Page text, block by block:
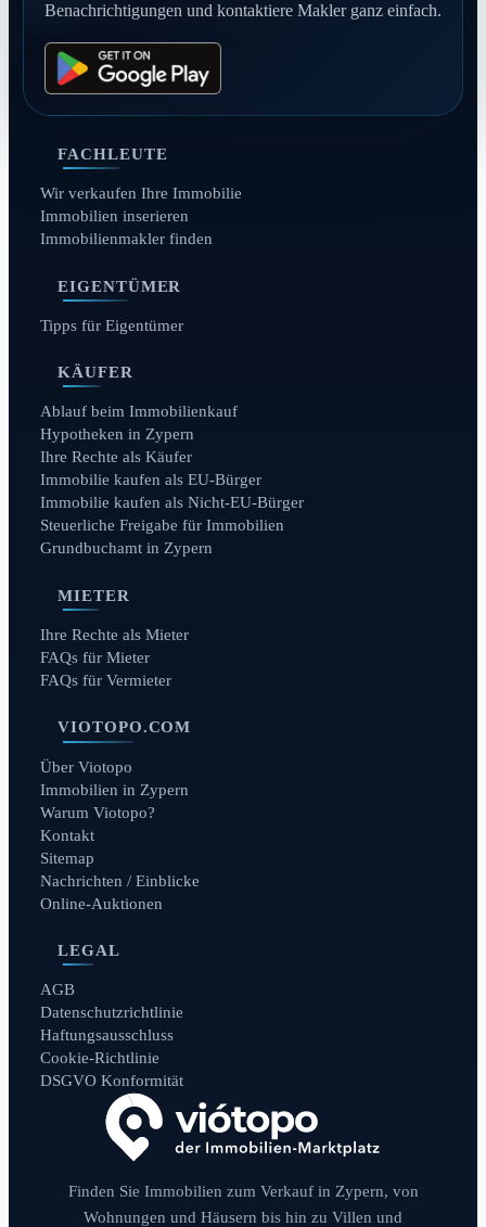
Benachrichtigungen und kontaktiere Makler ganz einfach.
FACHLEUTE
Wir verkaufen Ihre Immobilie
Immobilien inserieren
Immobilienmakler finden
EIGENTÜMER
Tipps für Eigentümer
KÄUFER
Ablauf beim Immobilienkauf
Hypotheken in Zypern
Ihre Rechte als Käufer
Immobilie kaufen als EU-Bürger
Immobilie kaufen als Nicht-EU-Bürger
Steuerliche Freigabe für Immobilien
Grundbuchamt in Zypern
MIETER
Ihre Rechte als Mieter
FAQs für Mieter
FAQs für Vermieter
VIOTOPO.COM
Über Viotopo
Immobilien in Zypern
Warum Viotopo?
Kontakt
Sitemap
Nachrichten / Einblicke
Online-Auktionen
LEGAL
AGB
Datenschutzrichtlinie
Haftungsausschluss
Cookie-Richtlinie
DSGVO Konformität
Finden Sie Immobilien zum Verkauf in Zypern, von
Wohnungen und Häusern bis hin zu Villen und